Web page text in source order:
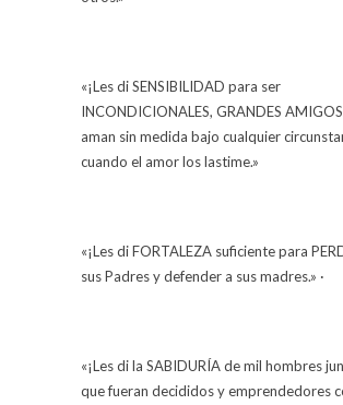
«¡Les di SENSIBILIDAD para ser
INCONDICIONALES, GRANDES
aman sin medida bajo cualquier
cuando el amor los lastime.»
«¡Les di FORTALEZA suficiente para
sus Padres y defender a sus madres.» ·
«¡Les di la SABIDURÍA de mil hombres
que fueran decididos y emprendedores